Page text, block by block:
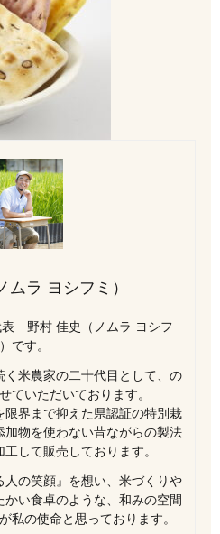
ムラ ヨシフミ）
野村 佳史（ノムラ ヨシフ
です。
米農家の二十代目として、の
ていただいております。
界まで抑えた県認証の特別栽
物を使わない昔ながらの製法
して販売しております。
の笑顔』を想い、米づくりや
い食卓のような、和みの空間
私の使命と思っております。